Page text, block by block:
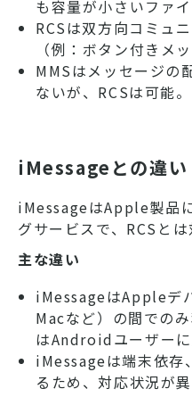
も容量が小さいファ
RCSは双方向コミュ
（例：ボタン付きメ
MMSはメッセージの
ないが、RCSは可能。
iMessageとの違い
iMessageはApple製品
グサービスで、RCSとは
主な違い
iMessageはAppleデ
Macなど）の間での
はAndroidユーザーに
iMessageは端末依存
るため、対応状況が異